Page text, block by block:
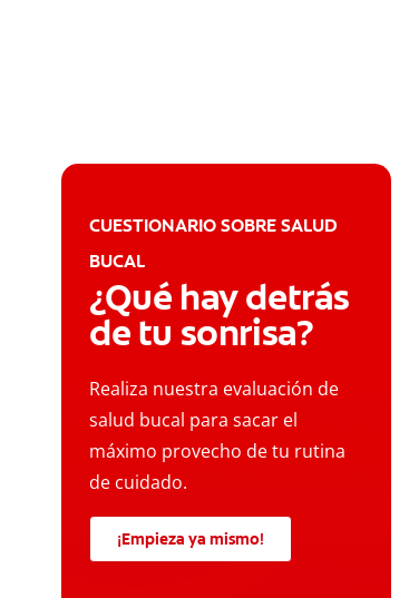
CUESTIONARIO SOBRE SALUD
BUCAL
¿Qué hay detrás
de tu sonrisa?
Realiza nuestra evaluación de
salud bucal para sacar el
máximo provecho de tu rutina
de cuidado.
¡Empieza ya mismo!